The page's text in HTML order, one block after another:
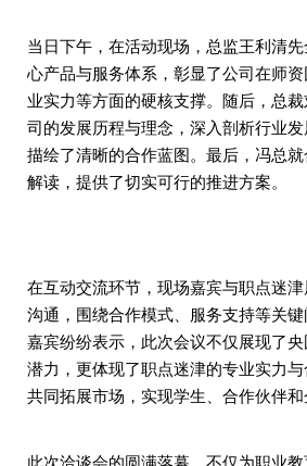
当日下午，在活动现场，总监王利清
心产品与服务体系，彰显了公司在师
业实力等方面的硬核支撑。随后，总
司的发展历程与理念，深入剖析行业
描绘了清晰的合作蓝图。最后，冯总
解读，提供了切实可行的推进方案。
在互动交流环节，现场嘉宾与职点迷
沟通，围绕合作模式、服务支持等关
嘉宾纷纷表示，此次会议不仅展现了
潜力，更体现了职点迷津的专业实力
共同拓展市场，实现学生、合作伙伴和